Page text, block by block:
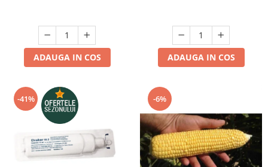
ADAUGA IN COS ADAUGA IN COS
-41% -6%